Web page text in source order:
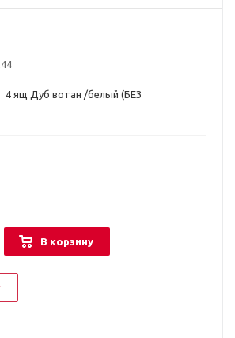
ящ Дуб вотан /белый (БЕЗ
В корзину